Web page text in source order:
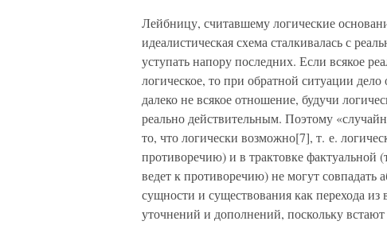
Лейбницу, считавшему логические
идеалистическая схема сталкивалась с
уступать напору последних. Если всякое
логическое, то при обратной ситуации
далеко не всякое отношение, будучи
реально действительным. Поэтому
то, что логически возможно[7], т. е.
противоречию) и в трактовке
ведет к противоречию) не могут
сущности и существования как перехода из
уточнений и дополнений, поскольку